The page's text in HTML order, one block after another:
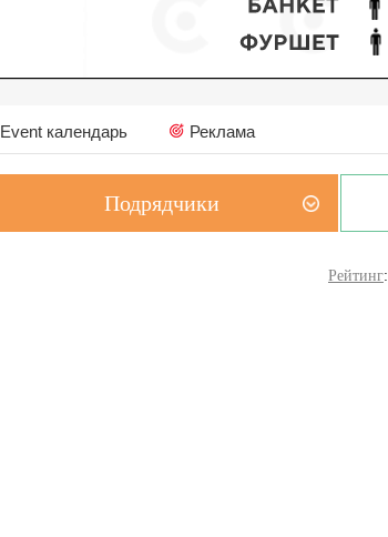
Event календарь Реклама
Подрядчики
Рейтинг: